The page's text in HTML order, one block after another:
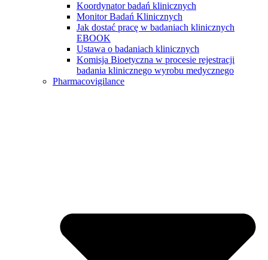
Koordynator badań klinicznych
Monitor Badań Klinicznych
Jak dostać pracę w badaniach klinicznych
EBOOK
Ustawa o badaniach klinicznych
Komisja Bioetyczna w procesie rejestracji
badania klinicznego wyrobu medycznego
Pharmacovigilance